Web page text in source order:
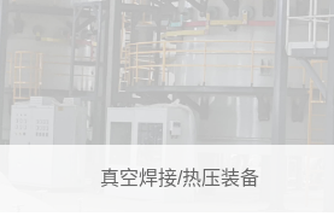
真空焊接/热压装备